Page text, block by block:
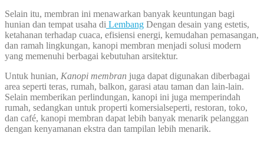
Selain itu, membran ini menawarkan banyak keuntungan bagi
hunian dan tempat usaha di Lembang Dengan desain yang estetis,
ketahanan terhadap cuaca, efisiensi energi, kemudahan pemasangan,
dan ramah lingkungan, kanopi membran menjadi solusi modern
yang memenuhi berbagai kebutuhan arsitektur.
Untuk hunian, Kanopi membran juga dapat digunakan diberbagai
area seperti teras, rumah, balkon, garasi atau taman dan lain-lain.
Selain memberikan perlindungan, kanopi ini juga memperindah
rumah, sedangkan untuk properti komersialseperti, restoran, toko,
dan café, kanopi membran dapat lebih banyak menarik pelanggan
dengan kenyamanan ekstra dan tampilan lebih menarik.